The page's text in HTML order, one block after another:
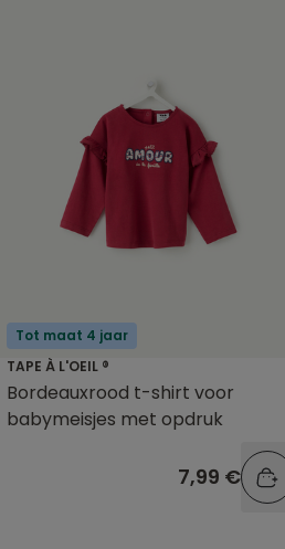
Tot maat 4 jaar
TAPE À L'OEIL ®
Bordeauxrood t-shirt voor
babymeisjes met opdruk
7,99 €